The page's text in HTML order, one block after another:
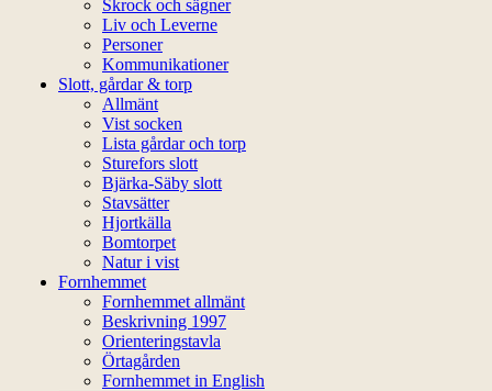
Skrock och sägner
Liv och Leverne
Personer
Kommunikationer
Slott, gårdar & torp
Allmänt
Vist socken
Lista gårdar och torp
Sturefors slott
Bjärka-Säby slott
Stavsätter
Hjortkälla
Bomtorpet
Natur i vist
Fornhemmet
Fornhemmet allmänt
Beskrivning 1997
Orienteringstavla
Örtagården
Fornhemmet in English